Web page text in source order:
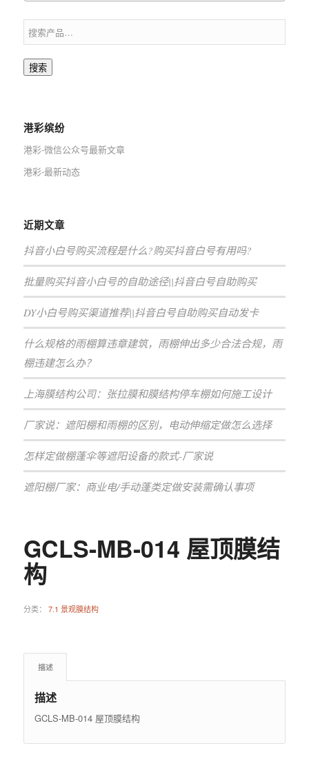
搜索
港彩缤纷
港彩-微信公众号最新文章
港彩-最新动态
近期文章
抖音小白号购买流程是什么?购买抖音白号有用吗?
批量购买抖音小白号的自助途径||抖音白号自助购买
DY小白号购买渠道推荐||抖音白号自助购买自动发卡
什么规格的雨棚算违章建筑，雨棚伸出多少合法合规，雨
棚违建怎么办？
上海膜结构公司：张拉膜和膜结构停车棚如何施工设计
厂家说：遮阳棚和雨棚的区别，电动伸缩定做怎么选择
怎样定做棚蓬伞等遮阳设备的款式-厂家说
遮阳棚厂家：商业电/手动蓬类定做安装需确认事项
GCLS-MB-014 屋顶膜结
构
分类： 7.1 景观膜结构
描述
描述
GCLS-MB-014 屋顶膜结构